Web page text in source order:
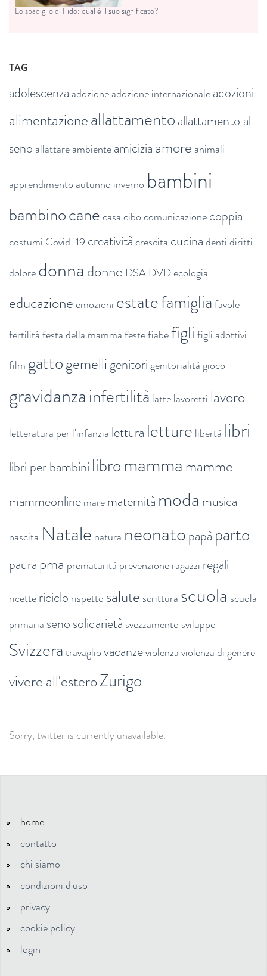
Lo sbadiglio di Fido: qual è il suo significato?
TAG
adolescenza adozioneadozione internazionaleadozioni
alimentazioneallattamentoallattamento al
seno allattareambienteamiciziaamore animali
apprendimento autunno inverno bambini
bambinocanecasacibocomunicazionecoppia
costumi Covid-19 creativitàcrescita cucinadentidiritti
doloredonnadonne DSA DVDecologia
educazioneemozioni estatefamigliafavole
fertilitàfesta della mammafestefiabefigli figli adottivi
film gattogemelligenitorigenitorialitàgioco
gravidanzainfertilità lattelavoretti lavoro
letteratura per l'infanzia lettura letture libertà libri
libri per bambini libromamma mamme
mammeonlinemarematernità moda musica
nascita Natale natura neonatopapà parto
paura pma prematurità prevenzioneragazzi regali
ricettericiclo rispetto salute scrittura scuola scuola
primaria senosolidarietà svezzamento sviluppo
Svizzeratravagliovacanzeviolenzaviolenza di genere
vivere all'esteroZurigo
Sorry, twitter is currently unavailable.
home
contatto
chi siamo
condizioni d'uso
privacy
cookie policy
login